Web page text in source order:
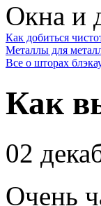
Окна и
Как добиться
Металлы для
Все о шторах
Как
02
Очень